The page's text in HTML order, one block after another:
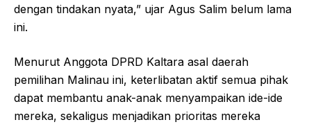
dengan tindakan nyata,” ujar Agus Salim belum lama
ini.
Menurut Anggota DPRD Kaltara asal daerah
pemilihan Malinau ini, keterlibatan aktif semua pihak
dapat membantu anak-anak menyampaikan ide-ide
mereka, sekaligus menjadikan prioritas mereka